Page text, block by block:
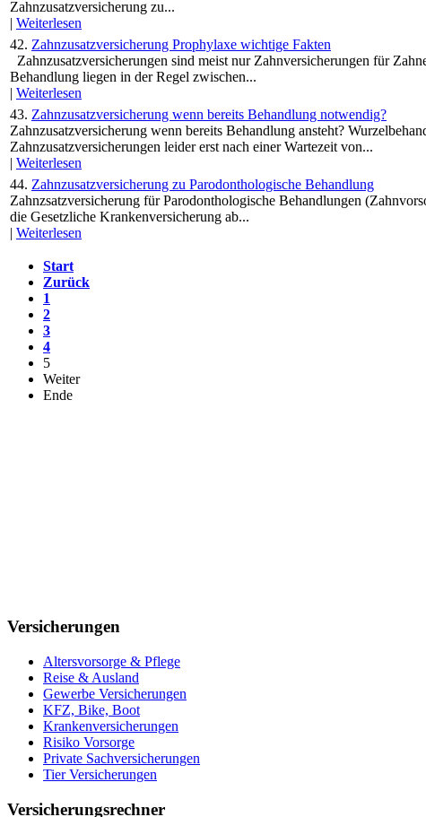
Zahnzusatzversicherung zu...
| Weiterlesen
42. Zahnzusatzversicherung Prophylaxe wichtige Fakten
Zahnzusatzversicherungen sind meist nur Zahnversicherungen für
Behandlung liegen in der Regel zwischen...
| Weiterlesen
43. Zahnzusatzversicherung wenn bereits Behandlung notwendig?
Zahnzusatzversicherung wenn bereits Behandlung ansteht?
Zahnzusatzversicherungen leider erst nach einer Wartezeit von...
| Weiterlesen
44. Zahnzusatzversicherung zu Parodonthologische Behandlung
Zahnzsatzversicherung für Parodonthologische Behandlungen
die Gesetzliche Krankenversicherung ab...
| Weiterlesen
Start
Zurück
1
2
3
4
5
Weiter
Ende
Versicherungen
Altersvorsorge & Pflege
Reise & Ausland
Gewerbe Versicherungen
KFZ, Bike, Boot
Krankenversicherungen
Risiko Vorsorge
Private Sachversicherungen
Tier Versicherungen
Versicherungsrechner